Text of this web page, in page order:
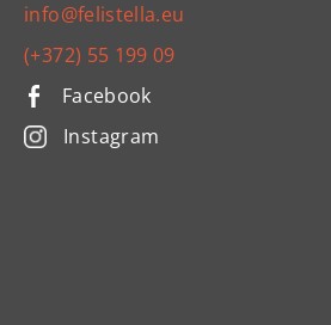
info@felistella.eu
(+372) 55 199 09
Facebook
Instagram